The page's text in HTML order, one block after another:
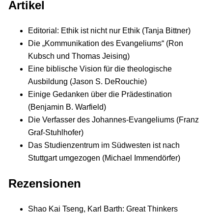
Artikel
Editorial: Ethik ist nicht nur Ethik (Tanja Bittner)
Die „Kommunikation des Evangeliums“ (Ron
Kubsch und Thomas Jeising)
Eine biblische Vision für die theologische
Ausbildung (Jason S. DeRouchie)
Einige Gedanken über die Prädestination
(Benjamin B. Warfield)
Die Verfasser des Johannes-Evangeliums (Franz
Graf-Stuhlhofer)
Das Studienzentrum im Südwesten ist nach
Stuttgart umgezogen (Michael Immendörfer)
Rezensionen
Shao Kai Tseng, Karl Barth: Great Thinkers